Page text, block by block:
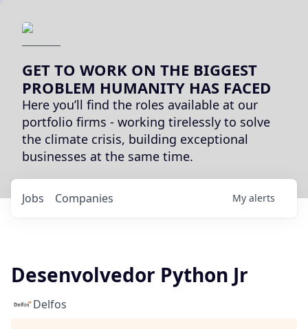
GET TO WORK ON THE BIGGEST
PROBLEM HUMANITY HAS FACED
Here you’ll find the roles available at our
portfolio firms - working tirelessly to solve
the climate crisis, building exceptional
businesses at the same time.
Jobs Companies My alerts
Desenvolvedor Python Jr
Delfos